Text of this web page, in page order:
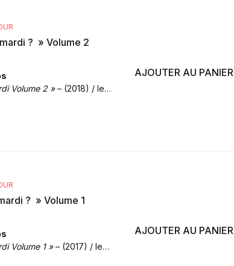
mardi ? » Volume 2
Volume 2 »– (2018) / le
AJOUTER AU PANIER
? » Volume 1
Volume 1 »– (2017) / le
AJOUTER AU PANIER